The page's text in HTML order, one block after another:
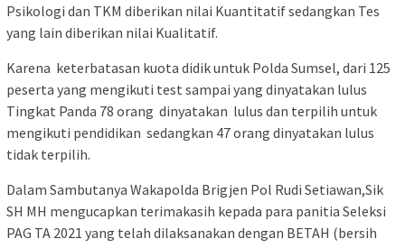
Psikologi dan TKM diberikan nilai Kuantitatif sedangkan Tes
yang lain diberikan nilai Kualitatif.
Karena keterbatasan kuota didik untuk Polda Sumsel, dari 125
peserta yang mengikuti test sampai yang dinyatakan lulus
Tingkat Panda 78 orang dinyatakan lulus dan terpilih untuk
mengikuti pendidikan sedangkan 47 orang dinyatakan lulus
tidak terpilih.
Dalam Sambutanya Wakapolda Brigjen Pol Rudi Setiawan,Sik
SH MH mengucapkan terimakasih kepada para panitia Seleksi
PAG TA 2021 yang telah dilaksanakan dengan BETAH (bersih